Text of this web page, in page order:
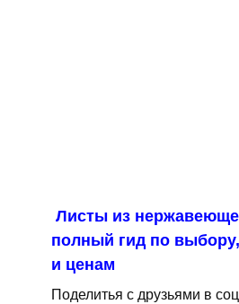
Листы из
полный гид по
и ценам
Поделитья с друзьями в